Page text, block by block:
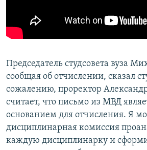
Председатель студсовета вуза
сообщая об отчислении, сказал
сожалению, проректор
считает, что письмо из МВД
основанием для отчисления. Я
дисциплинарная комиссия
каждую дисциплинарку и